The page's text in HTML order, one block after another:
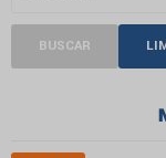
BUSCAR